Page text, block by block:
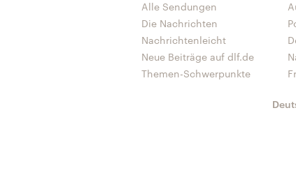
Alle Sendungen
Die Nachrichten
Nachrichtenleicht
Neue Beiträge auf dlf.de
Themen-Schwerpunkte